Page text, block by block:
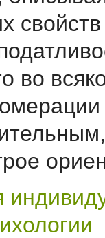
свойств
во